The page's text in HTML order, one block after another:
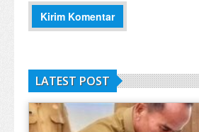
LATEST POST